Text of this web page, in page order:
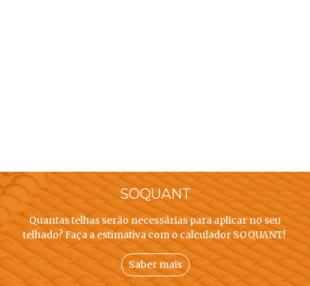
SOQUANT
Quantas telhas serão necessárias para aplicar no seu
telhado? Faça a estimativa com o calculador SOQUANT!
Saber mais